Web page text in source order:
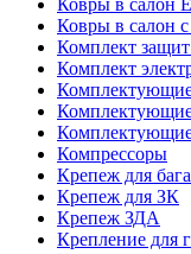
Ковры в салон
Ковры в салон
Комплект
Комплект
Компрессоры
Крепеж для
Крепеж для ЗК
Крепеж ЗДА
Крепление для